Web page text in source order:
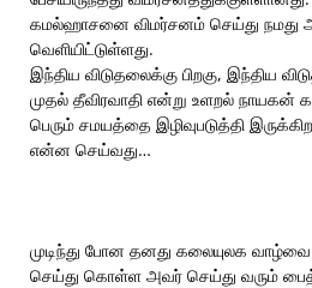
கமல்ஹாசனை விமர்சனம் செய்து நமது
வெளியிட்டுள்ளது.
இந்திய விடுதலைக்கு பிறகு, இந்திய
முதல் தீவிரவாதி என்று உளறல்
பெரும் சமயத்தை இழிவுபடுத்தி
என்ன செய்வது…
முடிந்து போன தனது கலையுலக
செய்து கொள்ள அவர் செய்து வரும்